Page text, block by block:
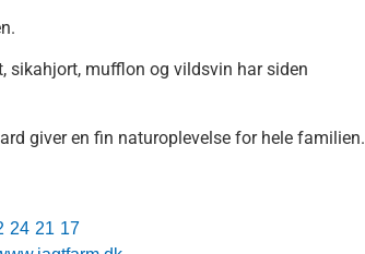
sikahjort, mufflon og vildsvin har siden
giver en fin naturoplevelse for hele familien.
24 21 17